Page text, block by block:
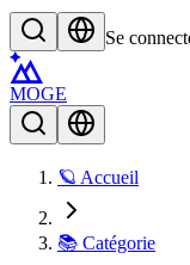
Se
MOGE
🪐 Accueil
📚 Catégorie